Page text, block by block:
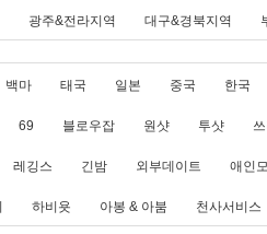
광주&전라지역 대구&경북지역
백마 태국 일본 중국 한국
69 블로우잡 원샷 투샷
레깅스 긴밤 외부데이트 애인
하비욧 아봉 & 아붐 천사서비스